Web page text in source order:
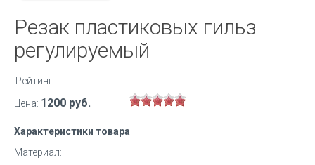
Резак пластиковых гильз
регулируемый
Рейтинг:
Цена: 1200 руб.
Характеристики товара
Материал: